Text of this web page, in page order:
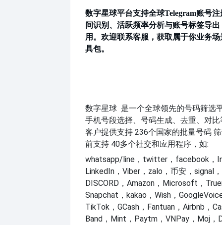
数字星球平台支持全球Telegram账号
间识别、活跃频率分析与账号标签导
用。欢迎联系客服，获取属于你业务
具包。
数字星球 是一个全球领先的号码筛选
手机号段选择、号码生成、去重、对比
客户提供支持 236个国家的批量号码
前支持 40多个社交和应用程序，如:
whatsapp/line，twitter，facebook，
LinkedIn，Viber，zalo，币安，signal
DISCORD，Amazon，Microsoft，
Snapchat，kakao，Wish，
TikTok，GCash，Fantuan，Airbnb，
Band，Mint，Paytm，VNPay，Moj，